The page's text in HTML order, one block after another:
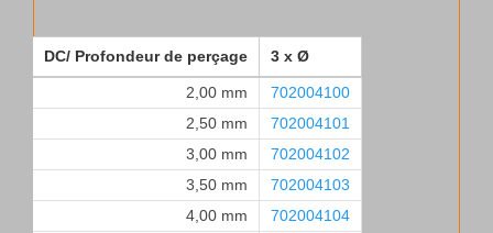
DC/ Profondeur de perçage 3 x Ø
2,00 mm
702004100
2,50 mm
702004101
3,00 mm
702004102
3,50 mm
702004103
4,00 mm
702004104